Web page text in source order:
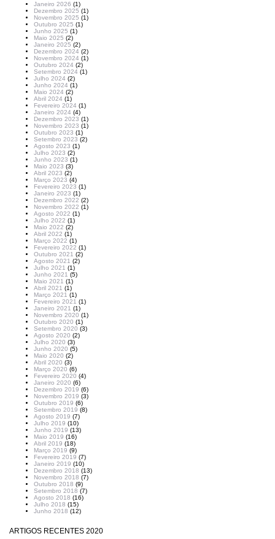
Janeiro 2026 (1)
Dezembro 2025 (1)
Novembro 2025 (1)
Outubro 2025 (1)
Junho 2025 (1)
Maio 2025 (2)
Janeiro 2025 (2)
Dezembro 2024 (2)
Novembro 2024 (1)
Outubro 2024 (2)
Setembro 2024 (1)
Julho 2024 (2)
Junho 2024 (1)
Maio 2024 (2)
Abril 2024 (1)
Fevereiro 2024 (1)
Janeiro 2024 (4)
Dezembro 2023 (1)
Novembro 2023 (1)
Outubro 2023 (1)
Setembro 2023 (2)
Agosto 2023 (1)
Julho 2023 (2)
Junho 2023 (1)
Maio 2023 (3)
Abril 2023 (2)
Março 2023 (4)
Fevereiro 2023 (1)
Janeiro 2023 (1)
Dezembro 2022 (2)
Novembro 2022 (1)
Agosto 2022 (1)
Julho 2022 (1)
Maio 2022 (2)
Abril 2022 (1)
Março 2022 (1)
Fevereiro 2022 (1)
Outubro 2021 (2)
Agosto 2021 (2)
Julho 2021 (1)
Junho 2021 (5)
Maio 2021 (1)
Abril 2021 (1)
Março 2021 (1)
Fevereiro 2021 (1)
Janeiro 2021 (1)
Novembro 2020 (1)
Outubro 2020 (1)
Setembro 2020 (3)
Agosto 2020 (2)
Julho 2020 (3)
Junho 2020 (5)
Maio 2020 (2)
Abril 2020 (3)
Março 2020 (6)
Fevereiro 2020 (4)
Janeiro 2020 (6)
Dezembro 2019 (6)
Novembro 2019 (3)
Outubro 2019 (6)
Setembro 2019 (8)
Agosto 2019 (7)
Julho 2019 (10)
Junho 2019 (13)
Maio 2019 (16)
Abril 2019 (18)
Março 2019 (9)
Fevereiro 2019 (7)
Janeiro 2019 (10)
Dezembro 2018 (13)
Novembro 2018 (7)
Outubro 2018 (9)
Setembro 2018 (7)
Agosto 2018 (16)
Julho 2018 (15)
Junho 2018 (12)
ARTIGOS RECENTES 2020